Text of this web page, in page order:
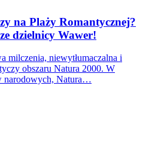
na Plaży Romantycznej?
dzielnicy Wawer!
milczenia, niewytłumaczalna i
obszaru Natura 2000. W
narodowych, Natura…